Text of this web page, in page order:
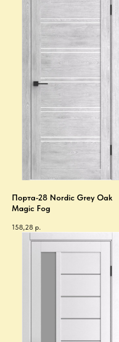
Порта-28 Nordic Grey Oak
Magic Fog
158,28 р.